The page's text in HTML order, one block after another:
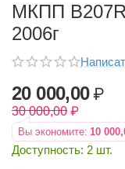
МКПП
2006г
20 000,00₽
30 000,00 ₽
Вы экономите: 10
Доступность: 2 шт.